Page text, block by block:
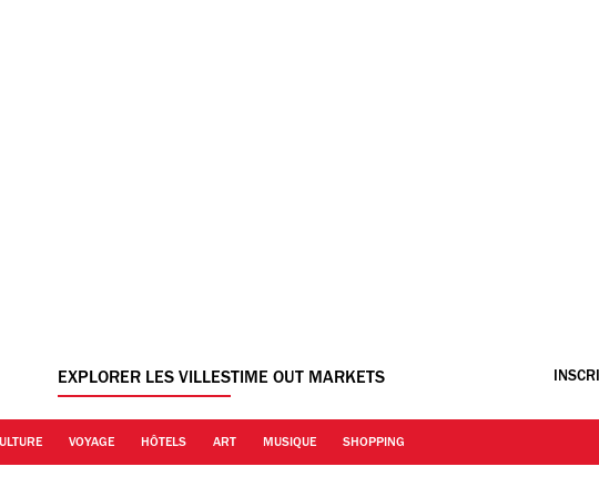
EXPLORER LES VILLESTIME OUT MARKETS
VOYAGE HÔTELS ART MUSIQUE SHOPPING